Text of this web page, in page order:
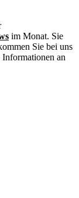
im Monat. Sie
Sie bei uns
an